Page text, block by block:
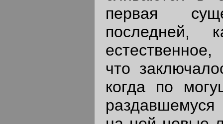
первая
последней,
что
когда по